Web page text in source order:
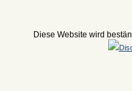
Diese Website wird